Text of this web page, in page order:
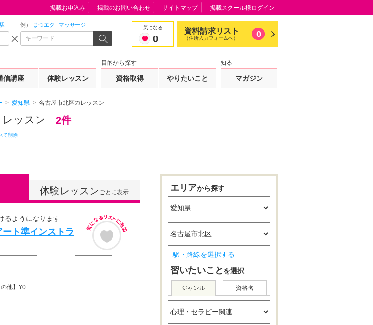
例） まつエク マッサージ 気になる
0
資料請求リスト
（住所入力フォームへ） 0
信講座 体験レッスン
目的から探す
資格取得 やりたいこと
知る
マガジン
掲載お申込み 掲載のお問い合わせ サイトマップ 掲載スクール様ログイン
愛知県 名古屋市北区のレッスン
レッスン 2件
て削除
体験レッスンごとに表示
るようになります
ート準インストラ
の他】¥0
エリアから探す
駅・路線を選択する
習いたいこと を選択
ジャンル 資格名